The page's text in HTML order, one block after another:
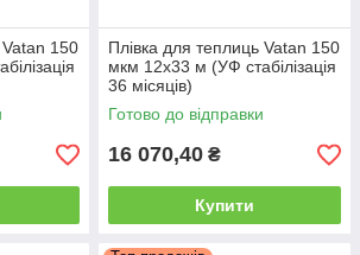
Vatan 150
Плівка для теплиць Vatan 150
мкм 12х33 м (УФ стабілізація
36 місяців)
Готово до відправки
16 070,40 ₴
Купити